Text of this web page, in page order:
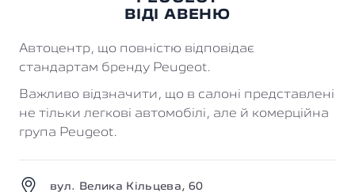
ВІДІ АВЕНЮ
Автоцентр, що повністю відповідає
стандартам бренду Peugeot.
Важливо відзначити, що в салоні представлені
не тільки легкові автомобілі, але й комерційна
група Peugeot.
вул. Велика Кільцева, 60